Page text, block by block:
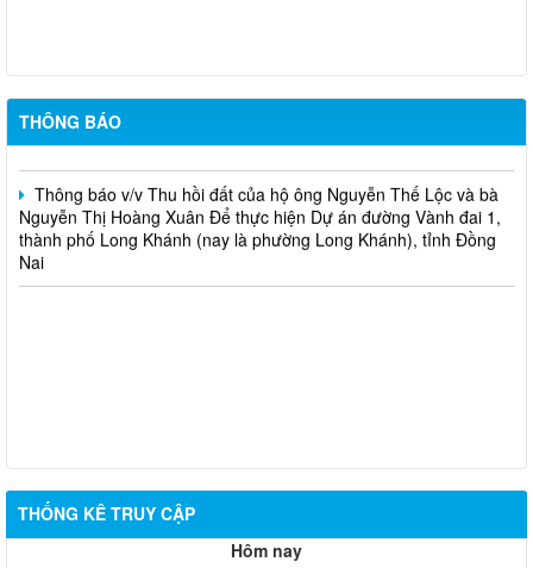
THÔNG BÁO
bà Lưu Thị Trí Để thực hiện Dự án đường Vành đai 1, thành phố
Long Khánh (nay là phường Long Khánh), tỉnh Đồng Nai
Thông báo v/v Thu hồi đất của hộ ông Nguyễn Thế Lộc và bà
Nguyễn Thị Hoàng Xuân Để thực hiện Dự án đường Vành đai 1,
thành phố Long Khánh (nay là phường Long Khánh), tỉnh Đồng
Nai
THỐNG KÊ TRUY CẬP
Hôm nay